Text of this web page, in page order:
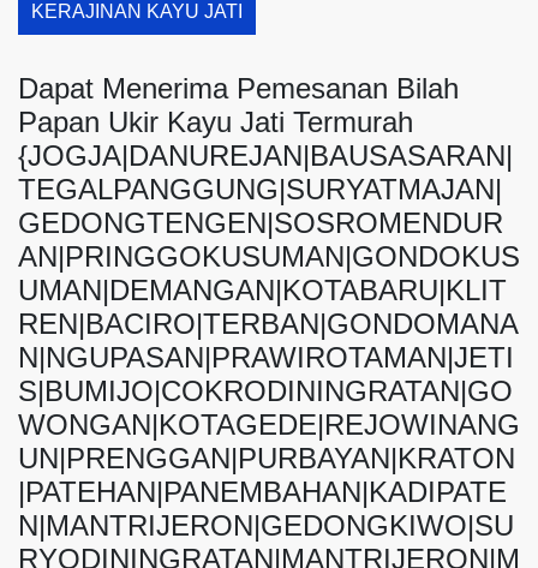
KERAJINAN KAYU JATI
Dapat Menerima Pemesanan Bilah
Papan Ukir Kayu Jati Termurah
{JOGJA|DANUREJAN|BAUSASARAN|
TEGALPANGGUNG|SURYATMAJAN|
GEDONGTENGEN|SOSROMENDUR
AN|PRINGGOKUSUMAN|GONDOKUS
UMAN|DEMANGAN|KOTABARU|KLIT
REN|BACIRO|TERBAN|GONDOMANA
N|NGUPASAN|PRAWIROTAMAN|JETI
S|BUMIJO|COKRODININGRATAN|GO
WONGAN|KOTAGEDE|REJOWINANG
UN|PRENGGAN|PURBAYAN|KRATON
|PATEHAN|PANEMBAHAN|KADIPATE
N|MANTRIJERON|GEDONGKIWO|SU
RYODININGRATAN|MANTRIJERON|M